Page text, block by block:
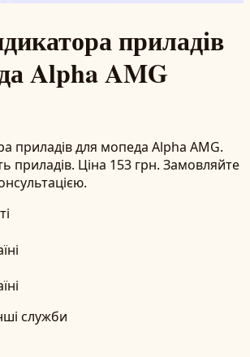
приладів
Alpha AMG
приладів для мопеда Alpha AMG.
приладів. Ціна 153 грн. Замовляйте
служби